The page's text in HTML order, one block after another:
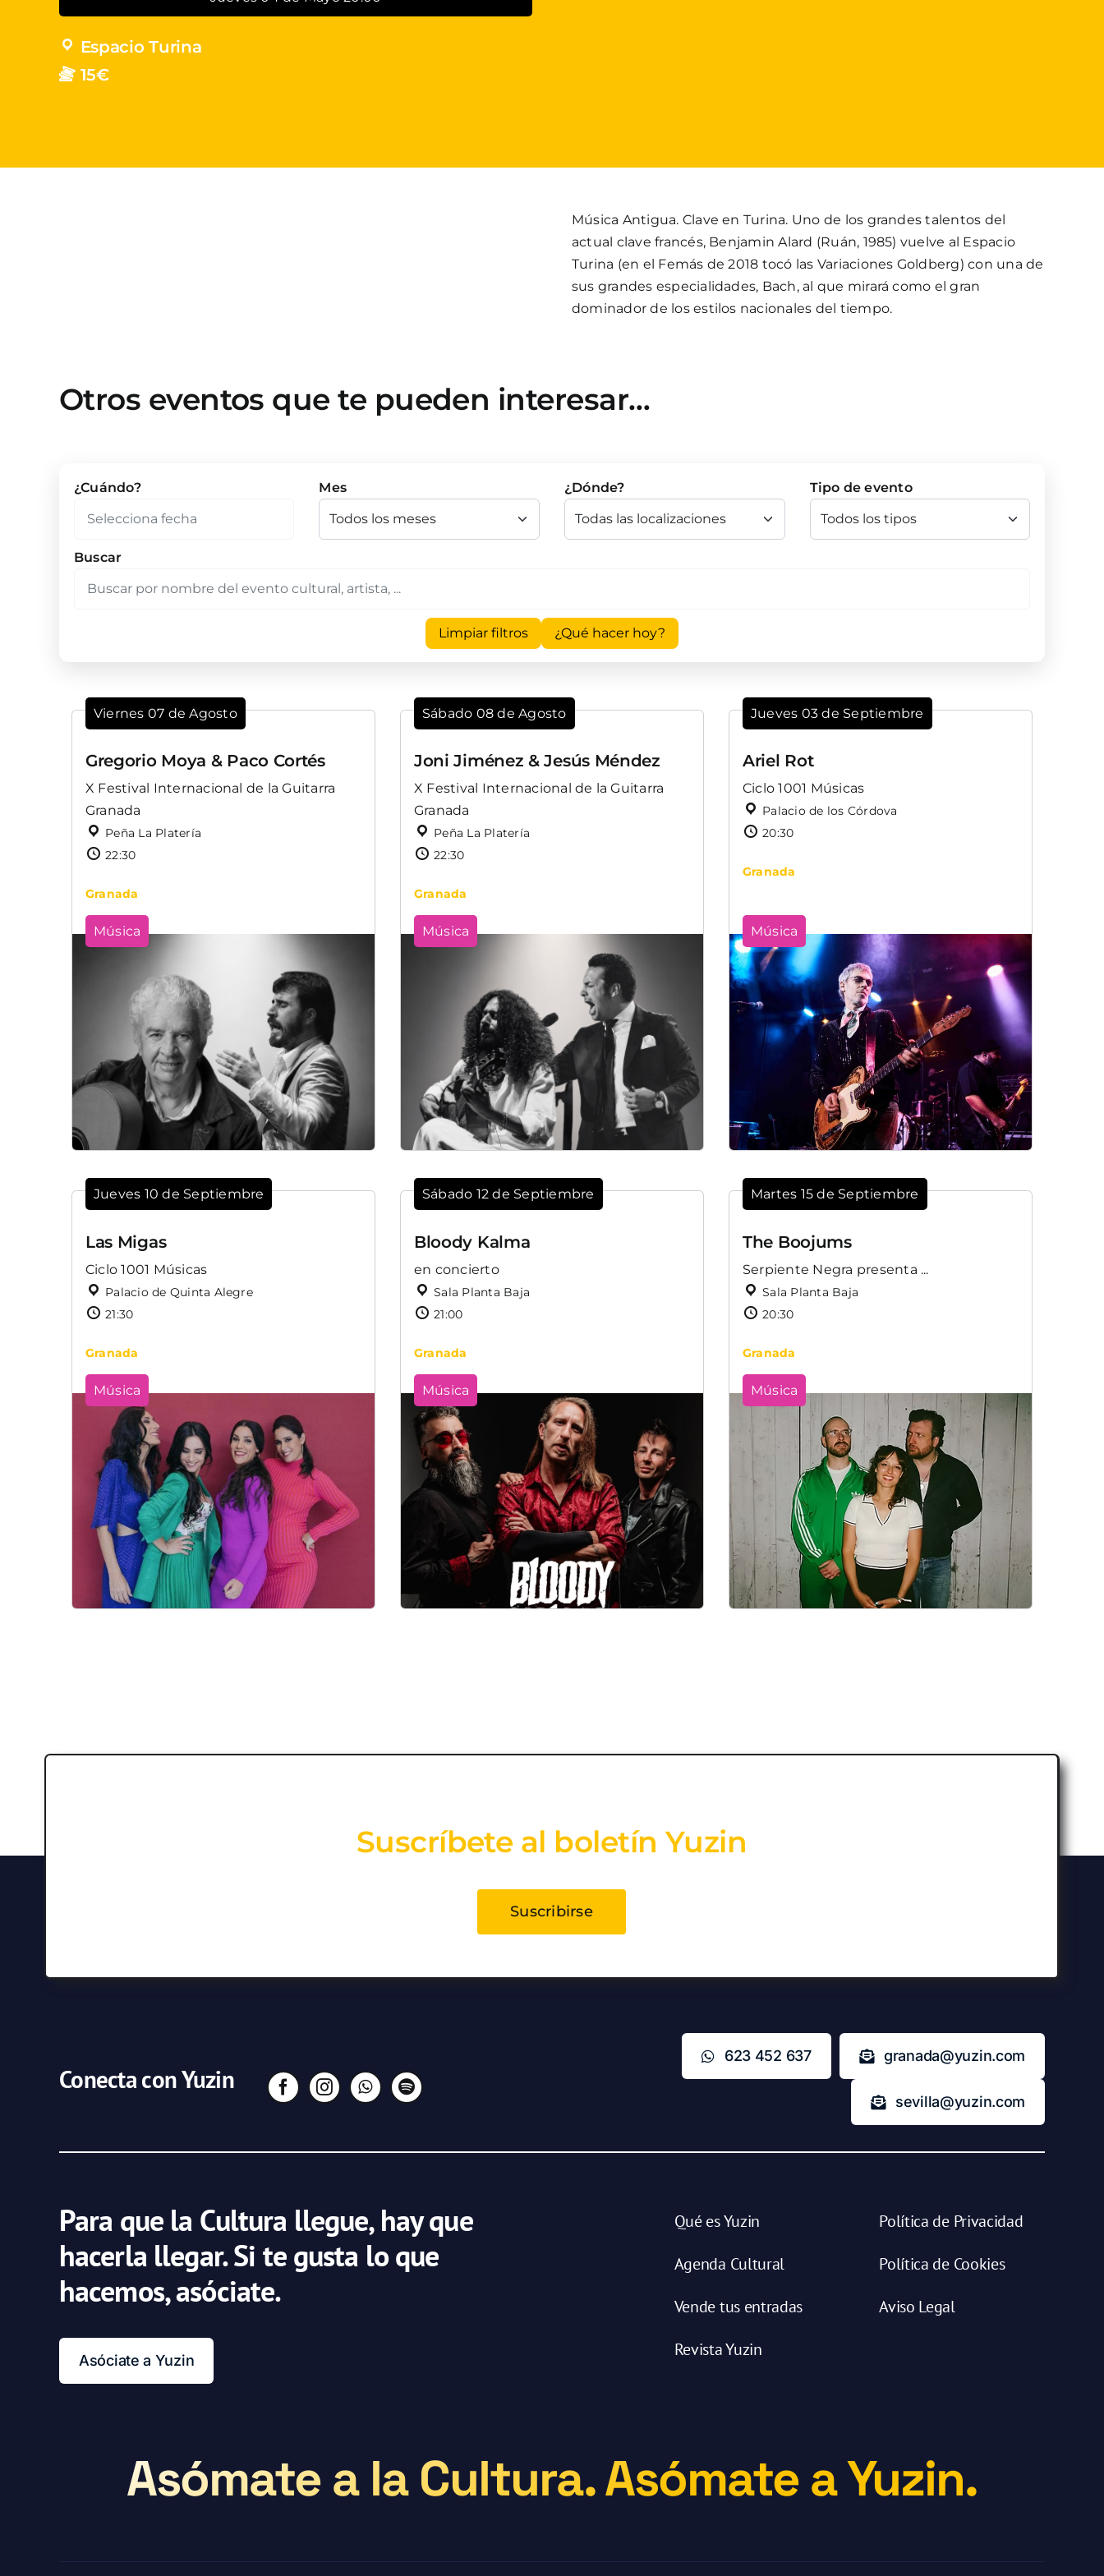
Espacio Turina
15€
Música Antigua. Clave en Turina. Uno de los grandes talentos del
actual clave francés, Benjamin Alard (Ruán, 1985) vuelve al Espacio
Turina (en el Femás de 2018 tocó las Variaciones Goldberg) con una de
sus grandes especialidades, Bach, al que mirará como el gran
dominador de los estilos nacionales del tiempo.
Otros eventos que te pueden interesar…
¿Cuándo? Mes ¿Dónde? Tipo de evento
Buscar
Limpiar filtros ¿Qué hacer hoy?
Viernes 07 de Agosto
Gregorio Moya & Paco Cortés
X Festival Internacional de la Guitarra
Granada
Peña La Platería
22:30
Granada
Música
Sábado 08 de Agosto
Joni Jiménez & Jesús Méndez
X Festival Internacional de la Guitarra
Granada
Peña La Platería
22:30
Granada
Música
Jueves 03 de Septiembre
Ariel Rot
Ciclo 1001 Músicas
Palacio de los Córdova
20:30
Granada
Música
Jueves 10 de Septiembre
Las Migas
Ciclo 1001 Músicas
Palacio de Quinta Alegre
21:30
Granada
Música
Sábado 12 de Septiembre
Bloody Kalma
en concierto
Sala Planta Baja
21:00
Granada
Música
Martes 15 de Septiembre
The Boojums
Serpiente Negra presenta ...
Sala Planta Baja
20:30
Granada
Música
Suscríbete al boletín Yuzin
Suscribirse
Conecta con Yuzin
623 452 637 granada@yuzin.com
sevilla@yuzin.com
Para que la Cultura llegue, hay que
hacerla llegar. Si te gusta lo que
hacemos, asóciate.
Asóciate a Yuzin
Qué es Yuzin
Agenda Cultural
Vende tus entradas
Revista Yuzin
Política de Privacidad
Política de Cookies
Aviso Legal
Asómate a la Cultura. Asómate a Yuzin.